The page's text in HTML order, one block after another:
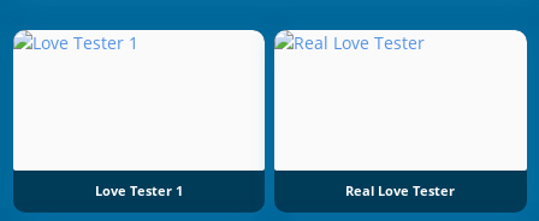
Love Tester 1 Real Love Tester